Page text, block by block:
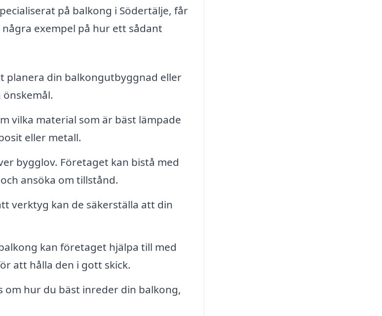
på balkong i Södertälje, får
exempel på hur ett sådant
planera din balkongutbyggnad eller
vilka material som är bäst lämpade
eller metall.
bygglov. Företaget kan bistå med
ansöka om tillstånd.
verktyg kan de säkerställa att din
kan företaget hjälpa till med
att hålla den i gott skick.
om hur du bäst inreder din balkong,